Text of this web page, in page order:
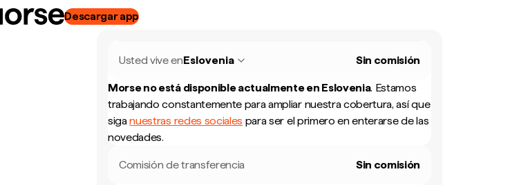
Descargar app
Usted vive enEslovenia Sin comisión
Morse no está disponible actualmente en Eslovenia. Estamos
trabajando constantemente para ampliar nuestra cobertura, así que
siganuestras redes sociales para ser el primero en enterarse de las
novedades.
Comisión de transferencia Sin comisión